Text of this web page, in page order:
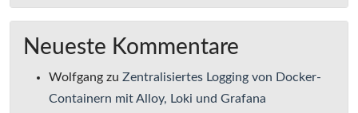
Neueste Kommentare
Wolfgang zu Zentralisiertes Logging von Docker-
Containern mit Alloy, Loki und Grafana